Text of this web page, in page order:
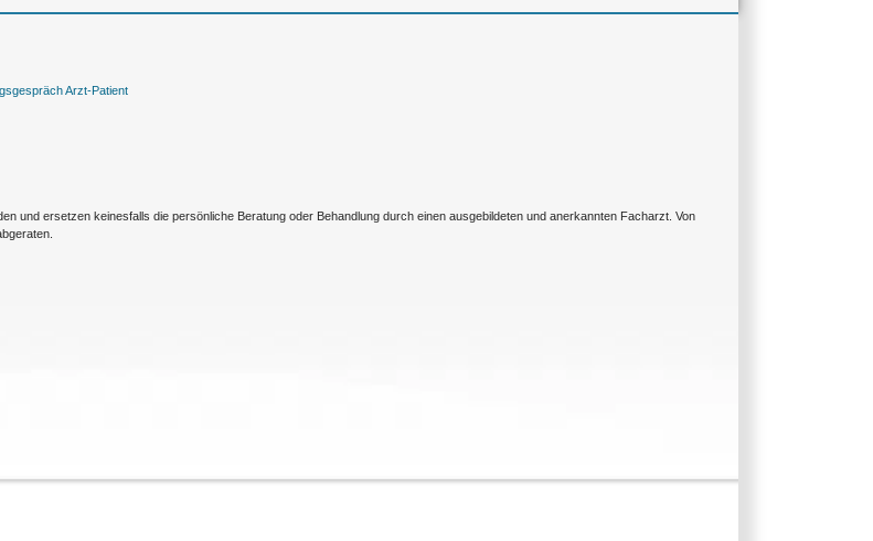
Arzt-Patient
und ersetzen keinesfalls die persönliche Beratung oder Behandlung durch einen ausgebildeten und anerkannten Facharzt. Von